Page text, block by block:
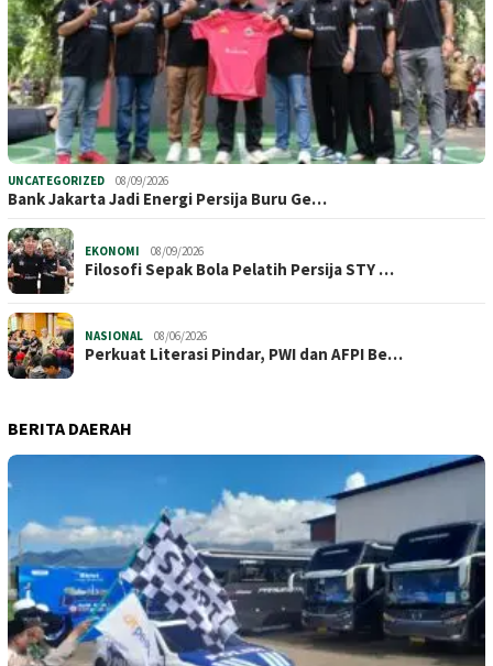
UNCATEGORIZED 08/09/2026
Bank Jakarta Jadi Energi Persija Buru Ge…
EKONOMI 08/09/2026
Filosofi Sepak Bola Pelatih Persija STY …
NASIONAL 08/06/2026
Perkuat Literasi Pindar, PWI dan AFPI Be…
BERITA DAERAH